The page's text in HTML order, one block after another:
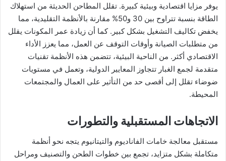
يوفر مزايا اقتصادية وبيئية كبيرة. تقلل المطاحن الحديثة من استهلاك
الطاقة بنسبة تتراوح بين 30 و50% مقارنة بالأنظمة التقليدية، مما
يخفض تكاليف التشغيل بشكل كبير. كما أن زيادة عمر المكونات يقلل
من متطلبات الصيانة وأوقات التوقف عن العمل، مما يعزز الأداء
الاقتصادي أكثر. من الناحية البيئية، تتضمن هذه الأنظمة تقنيات
متقدمة لجمع الغبار تتجاوز المعايير الدولية، وتعمل في مستويات
ضوضاء تقلل إلى أقصى حد من التأثير على العمال والمجتمعات
المحيطة.
الاتجاهات المستقبلية والتطورات
مستقبل معالجة خامات الفاناديوم والتيتانيوم يتجه نحو أنظمة
متكاملة بشكل متزايد، تجمع بين خطوات الطحن والتصنيف ومراحل